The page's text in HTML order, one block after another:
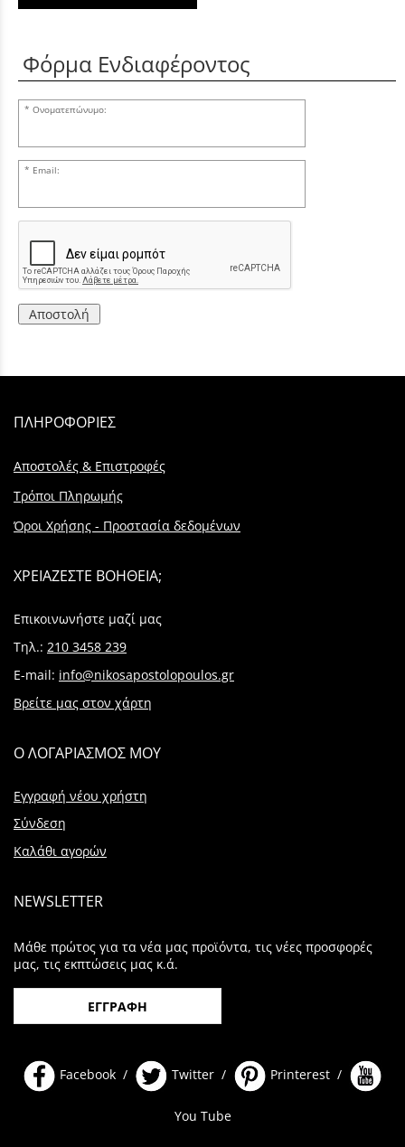
Φόρμα Ενδιαφέροντος
Ονοματεπώνυμο:
Email:
Αποστολή
ΠΛΗΡΟΦΟΡΙΕΣ
Αποστολές & Επιστροφές
Τρόποι Πληρωμής
Όροι Χρήσης - Προστασία δεδομένων
ΧΡΕΙΑΖΕΣΤΕ ΒΟΗΘΕΙΑ;
Επικοινωνήστε μαζί μας
Τηλ.: 210 3458 239
E-mail: info@nikosapostolopoulos.gr
Βρείτε μας στον χάρτη
Ο ΛΟΓΑΡΙΑΣΜΟΣ ΜΟΥ
Εγγραφή νέου χρήστη
Σύνδεση
Καλάθι αγορών
NEWSLETTER
Μάθε πρώτος για τα νέα μας προϊόντα, τις νέες προσφορές
μας, τις εκπτώσεις μας κ.ά.
ΕΓΓΡΑΦΗ
Facebook / Twitter / Printerest /
You Tube